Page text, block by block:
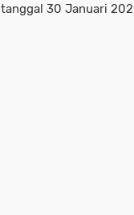
tanggal 30 Januari